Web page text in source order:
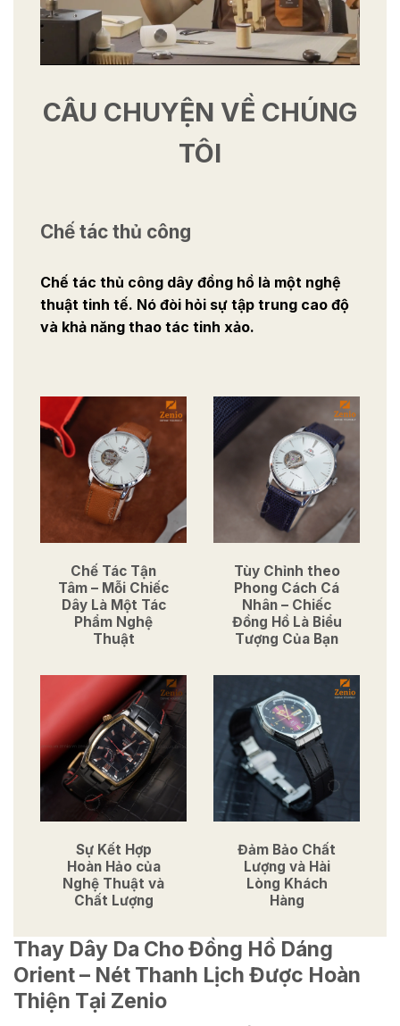
CÂU CHUYỆN VỀ CHÚNG
TÔI
Chế tác thủ công
Chế tác thủ công dây đồng hồ là một nghệ
thuật tinh tế. Nó đòi hỏi sự tập trung cao độ
và khả năng thao tác tinh xảo.
Chế Tác Tận
Tâm – Mỗi Chiếc
Dây Là Một Tác
Phẩm Nghệ
Thuật
Tùy Chỉnh theo
Phong Cách Cá
Nhân – Chiếc
Đồng Hồ Là Biểu
Tượng Của Bạn
Sự Kết Hợp
Hoàn Hảo của
Nghệ Thuật và
Chất Lượng
Đảm Bảo Chất
Lượng và Hài
Lòng Khách
Hàng
Thay Dây Da Cho Đồng Hồ Dáng
Orient – Nét Thanh Lịch Được Hoàn
Thiện Tại Zenio